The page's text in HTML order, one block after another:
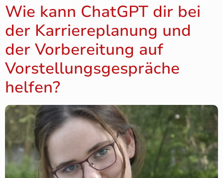
Wie kann ChatGPT dir bei
der Karriereplanung und
der Vorbereitung auf
Vorstellungsgespräche
helfen?